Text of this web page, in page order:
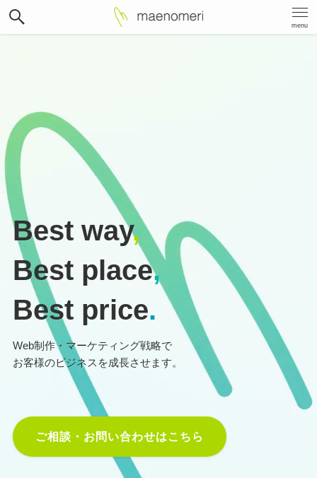
menu
Best way,
Best place,
Best price.
Web制作・マーケティング戦略で
お客様のビジネスを成長させます。
ご相談・お問い合わせはこちら